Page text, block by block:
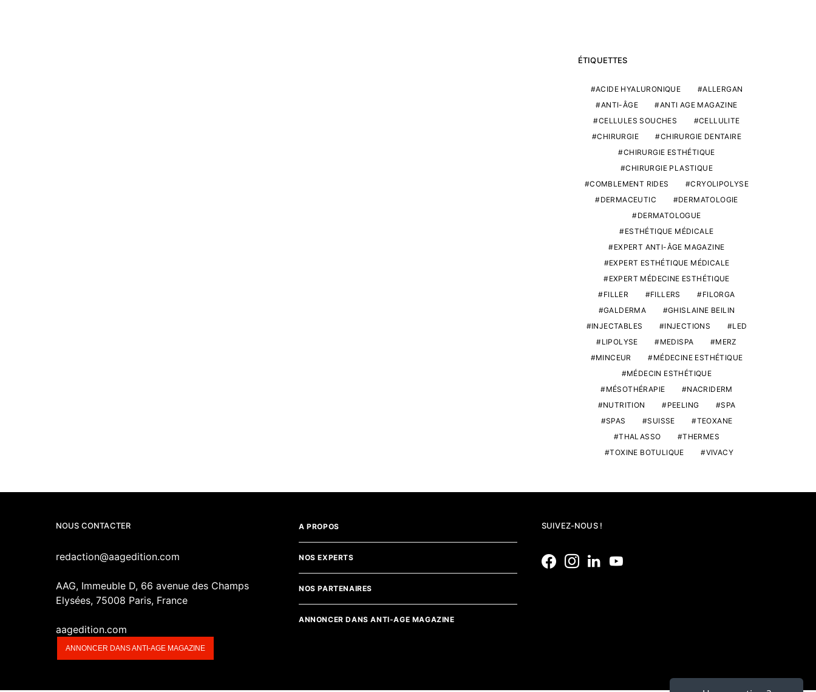
ÉTIQUETTES
ACIDE HYALURONIQUE
ALLERGAN
ANTI-ÂGE
ANTI AGE MAGAZINE
CELLULES SOUCHES
CELLULITE
CHIRURGIE
CHIRURGIE DENTAIRE
CHIRURGIE ESTHÉTIQUE
CHIRURGIE PLASTIQUE
COMBLEMENT RIDES
CRYOLIPOLYSE
DERMACEUTIC
DERMATOLOGIE
DERMATOLOGUE
ESTHÉTIQUE MÉDICALE
EXPERT ANTI-ÂGE MAGAZINE
EXPERT ESTHÉTIQUE MÉDICALE
EXPERT MÉDECINE ESTHÉTIQUE
FILLER
FILLERS
FILORGA
GALDERMA
GHISLAINE BEILIN
INJECTABLES
INJECTIONS
LED
LIPOLYSE
MEDISPA
MERZ
MINCEUR
MÉDECINE ESTHÉTIQUE
MÉDECIN ESTHÉTIQUE
MÉSOTHÉRAPIE
NACRIDERM
NUTRITION
PEELING
SPA
SPAS
SUISSE
TEOXANE
THALASSO
THERMES
TOXINE BOTULIQUE
VIVACY
NOUS CONTACTER
redaction@aagedition.com
AAG, Immeuble D, 66 avenue des Champs
Elysées, 75008 Paris, France
aagedition.com
ANNONCER DANS ANTI-AGE MAGAZINE
A PROPOS
NOS EXPERTS
NOS PARTENAIRES
ANNONCER DANS ANTI-AGE MAGAZINE
SUIVEZ-NOUS !